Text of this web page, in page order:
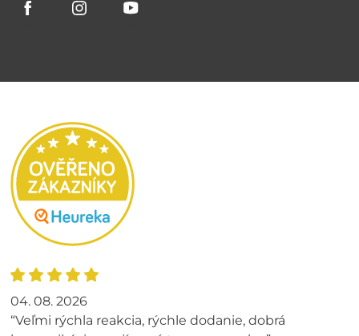
04. 08. 2026
“Veľmi rýchla reakcia, rýchle dodanie, dobrá